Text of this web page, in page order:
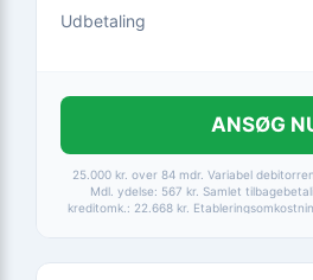
Udbetaling
ANSØG
25.000 kr. over 84 mdr. Variabel
Mdl. ydelse: 567 kr. Samlet
kreditomk.: 22.668 kr.